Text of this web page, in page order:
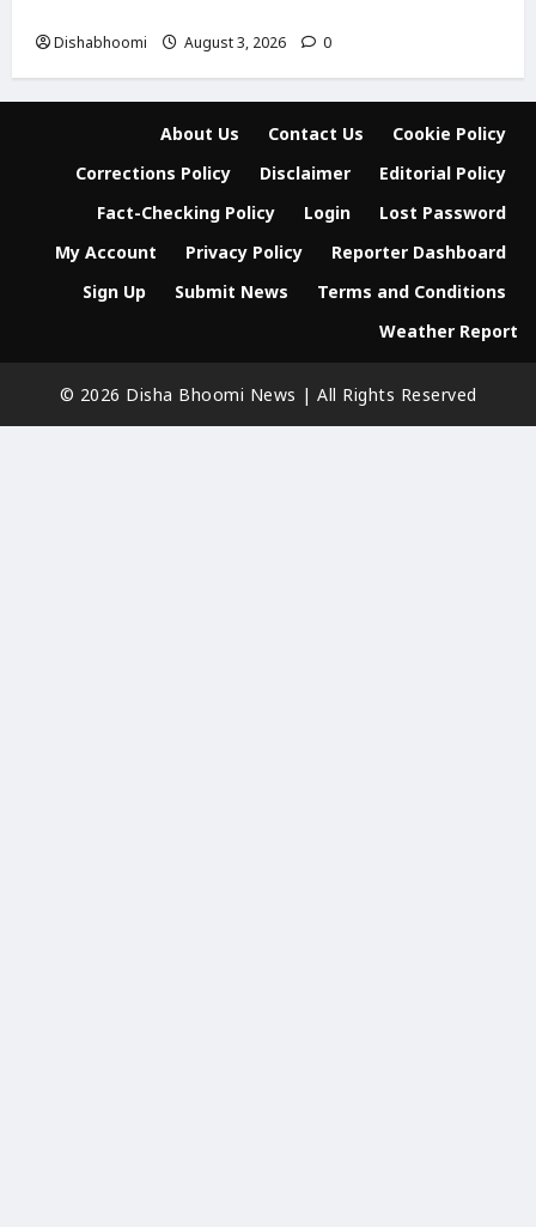
Dishabhoomi August 3, 2026 0
About Us Contact Us
Cookie Policy
Corrections Policy
Disclaimer
Editorial Policy
Fact-Checking Policy
Login
Lost Password
My Account
Privacy Policy
Reporter Dashboard
Sign Up
Submit News
Terms and Conditions
Weather Report